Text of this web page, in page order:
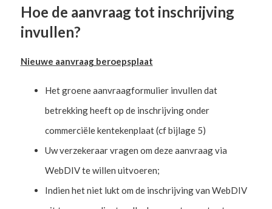
Hoe de aanvraag tot inschrijving
invullen?
Nieuwe aanvraag beroepsplaat
Het groene aanvraagformulier invullen dat
betrekking heeft op de inschrijving onder
commerciële kentekenplaat (cf bijlage 5)
Uw verzekeraar vragen om deze aanvraag via
WebDIV te willen uitvoeren;
Indien het niet lukt om de inschrijving van WebDIV